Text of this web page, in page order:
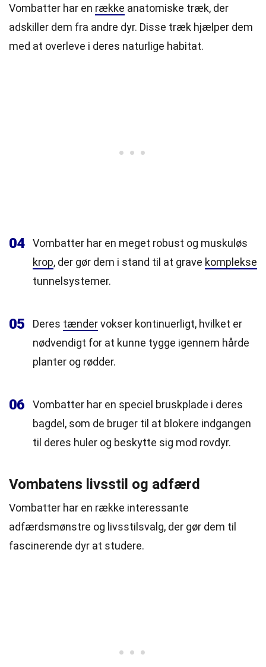
Vombatter har en række anatomiske træk, der
adskiller dem fra andre dyr. Disse træk hjælper dem
med at overleve i deres naturlige habitat.
04
Vombatter har en meget robust og muskuløs
krop, der gør dem i stand til at grave komplekse
tunnelsystemer.
05 Deres tændervokser kontinuerligt, hvilket er
nødvendigt for at kunne tygge igennem hårde
planter og rødder.
06
Vombatter har en speciel bruskplade i deres
bagdel, som de bruger til at blokere indgangen
til deres huler og beskytte sig mod rovdyr.
Vombatens livsstil og adfærd
Vombatter har en række interessante
adfærdsmønstre og livsstilsvalg, der gør dem til
fascinerende dyr at studere.